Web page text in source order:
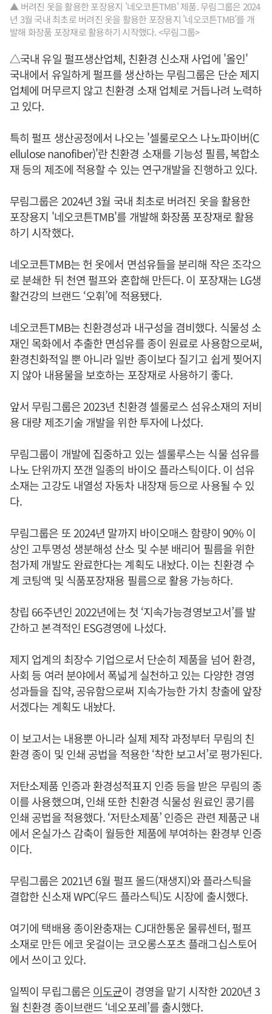
▲ 버려진 옷을 활용한 포장용지 '네오코튼TMB' 제품. 무림그룹은 2024
년 3월 국내 최초로 버려진 옷을 활용한 포장용지 '네오코튼TMB'를 개
발해 화장품 포장재로 활용하기 시작했다. <무림그룹>
△국내 유일 펄프생산업체, 친환경 신소재 사업에 '올인'
국내에서 유일하게 펄프를 생산하는 무림그룹은 단순 제지
업체에 머무르지 않고 친환경 소재 업체로 거듭나려 노력하
고 있다.
특히 펄프 생산공정에서 나오는 '셀룰로오스 나노파이버(C
ellulose nanofiber)'란 친환경 소재를 기능성 필름, 복합소
재 등의 제조에 적용할 수 있는 연구개발을 진행하고 있다.
무림그룹은 2024년 3월 국내 최초로 버려진 옷을 활용한
포장용지 '네오코튼TMB'를 개발해 화장품 포장재로 활용
하기 시작했다.
네오코튼TMB는 헌 옷에서 면섬유들을 분리해 작은 조각으
로 분쇄한 뒤 천연 펄프와 혼합해 만든다. 이 포장재는 LG생
활건강의 브랜드 ‘오휘’에 적용됐다.
네오코튼TMB는 친환경성과 내구성을 겸비했다. 식물성 소
재인 목화에서 추출한 면섬유를 종이 원료로 사용함으로써,
환경친화적일 뿐 아니라 일반 종이보다 질기고 쉽게 찢어지
지 않아 내용물을 보호하는 포장재로 사용하기 좋다.
앞서 무림그룹은 2023년 친환경 셀룰로스 섬유소재의 저비
용 대량 제조기술 개발을 위한 투자에 나섰다.
무림그룹이 개발에 집중하고 있는 셀룰루스는 식물 섬유를
나노 단위까지 쪼갠 일종의 바이오 플라스틱이다. 이 섬유
소재는 고강도 내열성 자동차 내장재 등으로 사용될 수 있
다.
무림그룹은 또 2024년 말까지 바이오매스 함량이 90% 이
상인 고투명성 생분해성 산소 및 수분 배리어 필름을 위한
첨가제 개발도 완료한다는 계획도 내놨다. 이는 친환경 수
계 코팅액 및 식품포장재용 필름으로 활용 가능하다.
창립 66주년인 2022년에는 첫 ‘지속가능경영보고서’를 발
간하고 본격적인 ESG경영에 나섰다.
제지 업계의 최장수 기업으로서 단순히 제품을 넘어 환경,
사회 등 여러 분야에서 폭넓게 실천하고 있는 다양한 경영
성과들을 집약, 공유함으로써 지속가능한 가치 창출에 앞장
서겠다는 계획도 내놨다.
이 보고서는 내용뿐 아니라 실제 제작 과정부터 무림의 친
환경 종이 및 인쇄 공법을 적용한 ‘착한 보고서’로 평가된다.
저탄소제품 인증과 환경성적표지 인증 등을 받은 무림의 종
이를 사용했으며, 인쇄 또한 친환경 식물성 원료인 콩기름
인쇄 공법을 적용했다. ‘저탄소제품’ 인증은 관련 제품군 내
에서 온실가스 감축이 월등한 제품에 부여하는 환경부 인증
이다.
무림그룹은 2021년 6월 펄프 몰드(재생지)와 플라스틱을
결합한 신소재 WPC(우드 플라스틱)도 시장에 출시했다.
여기에 택배용 종이완충재는 CJ대한통운 물류센터, 펄프
소재로 만든 에코 옷걸이는 코오롱스포츠 플래그십스토어
에서 쓰이고 있다.
일찍이 무립그룹은이도균이 경영을 맡기 시작한 2020년 3
월 친환경 종이브랜드 ‘네오포레’를 출시했다.